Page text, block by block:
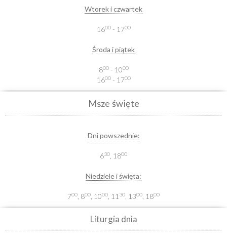
Wtorek i czwartek
1600- 1700
Środa i piątek
800- 1000
1600- 1700
Msze święte
Dni powszednie:
630 , 1800
Niedziele i święta:
700 , 800 , 1000 , 11 30 , 1300 , 1800
Liturgia dnia